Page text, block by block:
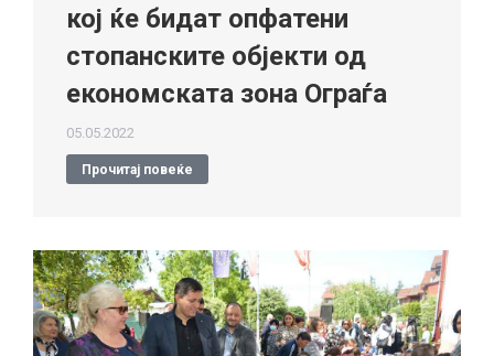
кој ќе бидат опфатени
стопанските објекти од
економската зона Ограѓа
05.05.2022
Прочитај повеќе